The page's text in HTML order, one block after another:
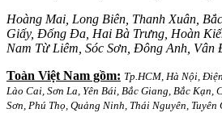
Hoàng Mai, Long Biên, Thanh Xuân,
Giấy, Đống Đa, Hai Bà Trưng, Hoàn
Nam Từ Liêm, Sóc Sơn, Đông Anh, Vân
Toàn Việt Nam gồm: Tp.HCM, Hà Nội,
Lào Cai, Sơn La, Yên Bái, Bắc Giang, Bắc Kạn,
Sơn, Phú Thọ, Quảng Ninh, Thái Nguyên,